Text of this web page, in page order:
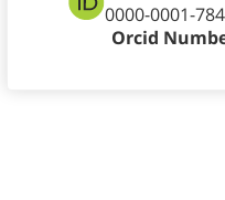
0000-0001-
Orcid